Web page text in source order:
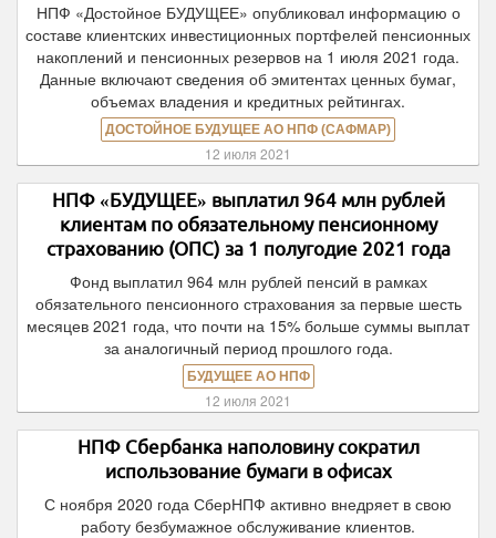
НПФ «Достойное БУДУЩЕЕ» опубликовал информацию о
составе клиентских инвестиционных портфелей пенсионных
накоплений и пенсионных резервов на 1 июля 2021 года.
Данные включают сведения об эмитентах ценных бумаг,
объемах владения и кредитных рейтингах.
ДОСТОЙНОЕ БУДУЩЕЕ АО НПФ (САФМАР)
12 июля 2021
НПФ «БУДУЩЕЕ» выплатил 964 млн рублей
клиентам по обязательному пенсионному
страхованию (ОПС) за 1 полугодие 2021 года
Фонд выплатил 964 млн рублей пенсий в рамках
обязательного пенсионного страхования за первые шесть
месяцев 2021 года, что почти на 15% больше суммы выплат
за аналогичный период прошлого года.
БУДУЩЕЕ АО НПФ
12 июля 2021
НПФ Сбербанка наполовину сократил
использование бумаги в офисах
С ноября 2020 года СберНПФ активно внедряет в свою
работу безбумажное обслуживание клиентов.